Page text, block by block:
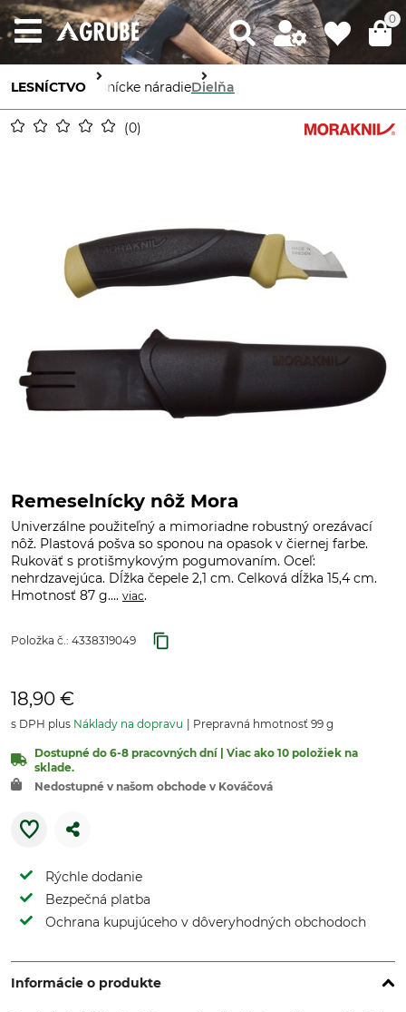
0
LESNÍCTVO Lesnícke náradieDielňa
0
Remeselnícky nôž Mora
Univerzálne použiteľný a mimoriadne robustný orezávací
nôž. Plastová pošva so sponou na opasok v čiernej farbe.
Rukoväť s protišmykovým pogumovaním. Oceľ:
nehrdzavejúca. Dĺžka čepele 2,1 cm. Celková dĺžka 15,4 cm.
Hmotnosť 87 g.... viac.
Položka č.: 4338319049
18,90 €
s DPH plus Náklady na dopravu Prepravná hmotnosť 99 g
Dostupné do 6-8 pracovných dní | Viac ako 10 položiek na
sklade.
Nedostupné v našom obchode v Kováčová
Rýchle dodanie
Bezpečná platba
Ochrana kupujúceho v dôveryhodných obchodoch
Informácie o produkte